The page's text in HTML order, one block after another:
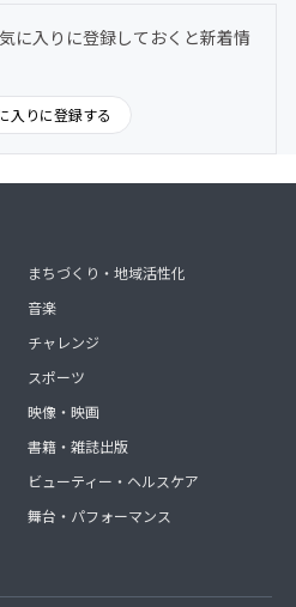
に入りに登録しておくと新着情
入りに登録する
まちづくり・地域活性化
音楽
チャレンジ
スポーツ
映像・映画
書籍・雑誌出版
ビューティー・ヘルスケア
舞台・パフォーマンス